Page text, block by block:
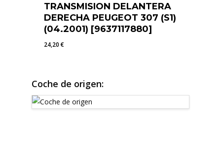
TRANSMISION DELANTERA
DERECHA PEUGEOT 307 (S1)
(04.2001) [9637117880]
24,20€
Coche de origen: